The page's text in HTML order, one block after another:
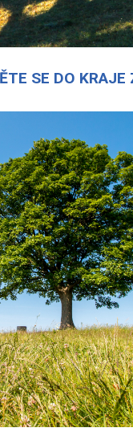
SE DO KRAJE